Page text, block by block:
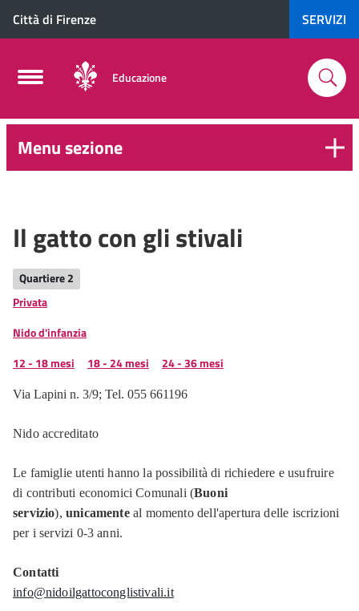
Città di Firenze SERVIZI
Educazione
0-Menu sezione
Il gatto con gli stivali
Quartiere 2
Privata
Nido d'infanzia
12 - 18 mesi
18 - 24 mesi 24 - 36 mesi
Via Lapini n. 3/9; Tel. 055 661196
Nido accreditato
Le famiglie utenti hanno la possibilità di richiedere e usufruire
di contributi economici Comunali (Buoni
servizio), unicamenteal momento dell'apertura delle iscrizioni
per i servizi 0-3 anni.
Contatti
info@nidoilgattoconglistivali.it